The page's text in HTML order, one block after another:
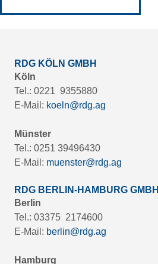
RDG KÖLN GMBH
Köln
Tel.: 0221 9355880
E-Mail: koeln@rdg.ag
Münster
Tel.: 0251 39496430
E-Mail: muenster@rdg.ag
RDG BERLIN-HAMBURG GMBH
Berlin
Tel.: 03375 2174600
E-Mail: berlin@rdg.ag
Hamburg